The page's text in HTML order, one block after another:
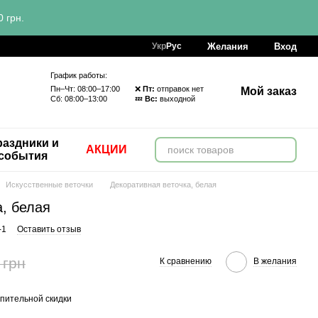
УкрРус Желания Вход
График работы:
Пн–Чт: 08:00–17:00 ❌ Пт: отправок нет
Сб: 08:00–13:00 💤 Вс: выходной
Мой заказ
и
АКЦИИ
Искусственные веточки Декоративная веточка, белая
белая
Оставить отзыв
К сравнению В желания
скидки